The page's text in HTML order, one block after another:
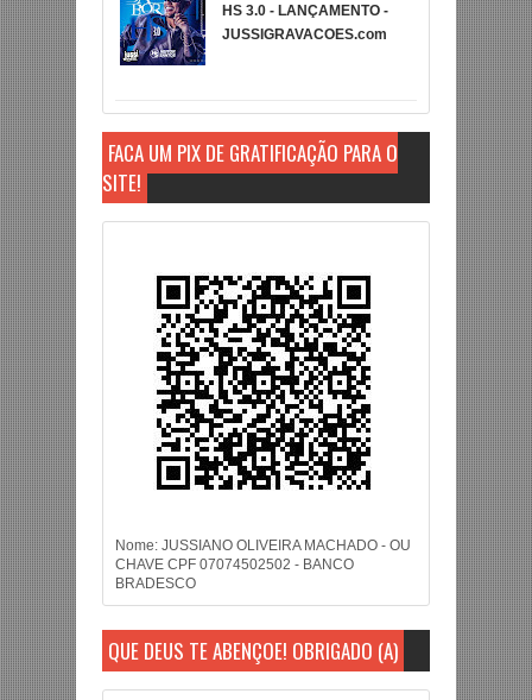
HS 3.0 - LANÇAMENTO -
JUSSIGRAVACOES.com
FAÇA UM PIX DE GRATIFICAÇÃO PARA O
SITE!
Nome: JUSSIANO OLIVEIRA MACHADO - OU
CHAVE CPF 07074502502 - BANCO
BRADESCO
QUE DEUS TE ABENÇOE! OBRIGADO (A)